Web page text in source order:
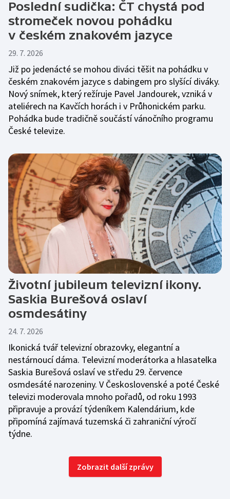
Poslední sudička: ČT chystá pod
stromeček novou pohádku
v českém znakovém jazyce
29. 7. 2026
Již po jedenácté se mohou diváci těšit na pohádku v
českém znakovém jazyce s dabingem pro slyšící diváky.
Nový snímek, který režíruje Pavel Jandourek, vzniká v
ateliérech na Kavčích horách i v Průhonickém parku.
Pohádka bude tradičně součástí vánočního programu
České televize.
Životní jubileum televizní ikony.
Saskia Burešová oslaví
osmdesátiny
24. 7. 2026
Ikonická tvář televizní obrazovky, elegantní a
nestárnoucí dáma. Televizní moderátorka a hlasatelka
Saskia Burešová oslaví ve středu 29. července
osmdesáté narozeniny. V Československé a poté České
televizi moderovala mnoho pořadů, od roku 1993
připravuje a provází týdeníkem Kalendárium, kde
připomíná zajímavá tuzemská či zahraniční výročí
týdne.
Zobrazit další zprávy